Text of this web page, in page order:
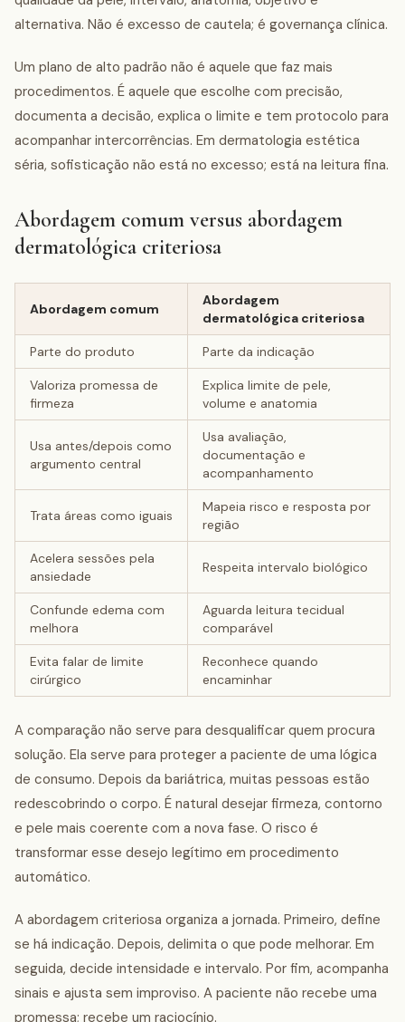
alternativa. Não é excesso de cautela; é governança clínica.
Um plano de alto padrão não é aquele que faz mais
procedimentos. É aquele que escolhe com precisão,
documenta a decisão, explica o limite e tem protocolo para
acompanhar intercorrências. Em dermatologia estética
séria, sofisticação não está no excesso; está na leitura fina.
Abordagem comum versus abordagem
dermatológica criteriosa
Abordagem comum
Abordagem
dermatológica criteriosa
Parte do produto Parte da indicação
Valoriza promessa de
firmeza
Explica limite de pele,
volume e anatomia
Usa antes/depois como
argumento central
Usa avaliação,
documentação e
acompanhamento
Trata áreas como iguais
Mapeia risco e resposta por
região
Acelera sessões pela
ansiedade
Respeita intervalo biológico
Confunde edema com
melhora
Aguarda leitura tecidual
comparável
Evita falar de limite
cirúrgico
Reconhece quando
encaminhar
A comparação não serve para desqualificar quem procura
solução. Ela serve para proteger a paciente de uma lógica
de consumo. Depois da bariátrica, muitas pessoas estão
redescobrindo o corpo. É natural desejar firmeza, contorno
e pele mais coerente com a nova fase. O risco é
transformar esse desejo legítimo em procedimento
automático.
A abordagem criteriosa organiza a jornada. Primeiro, define
se há indicação. Depois, delimita o que pode melhorar. Em
seguida, decide intensidade e intervalo. Por fim, acompanha
sinais e ajusta sem improviso. A paciente não recebe uma
promessa; recebe um raciocínio.